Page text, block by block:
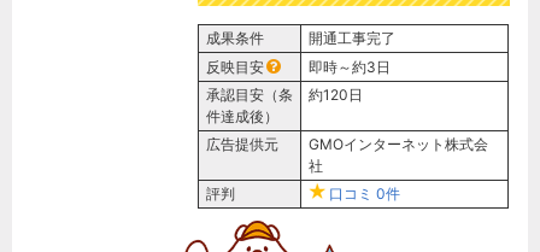
成果条件
開通工事完了
反映目安
即時～約3日
承認目安（条
件達成後）
約120日
広告提供元
GMOインターネット株式会
社
評判
口コミ 0件